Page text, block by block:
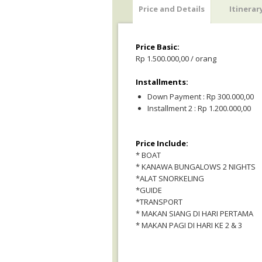
Price and Details
Price Basic:
Rp 1.500.000,00 / orang
Installments:
Down Payment : Rp 300.000,00
Installment 2 : Rp 1.200.000,00
Price Include:
* BOAT
* KANAWA BUNGALOWS 2 NIGHTS
*ALAT SNORKELING
*GUIDE
*TRANSPORT
* MAKAN SIANG DI HARI PERTAMA
* MAKAN PAGI DI HARI KE 2 & 3